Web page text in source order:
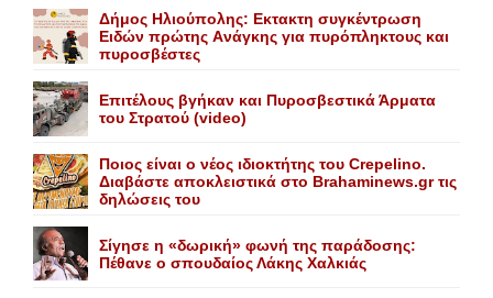
Δήμος Ηλιούπολης: Eκτακτη συγκέντρωση
Eιδών πρώτης Aνάγκης για πυρόπληκτους και
πυροσβέστες
Επιτέλους βγήκαν και Πυροσβεστικά Άρματα
του Στρατού (video)
Ποιος είναι ο νέος ιδιοκτήτης του Crepelino.
Διαβάστε αποκλειστικά στο Brahaminews.gr τις
δηλώσεις του
Σίγησε η «δωρική» φωνή της παράδοσης:
Πέθανε o σπουδαίος Λάκης Xαλκιάς